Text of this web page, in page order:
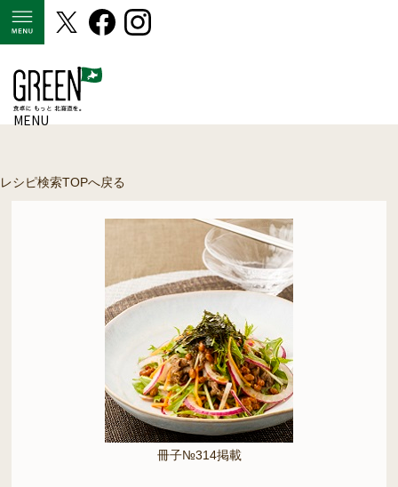
MENU
レシピ検索TOPへ戻る
冊子№314掲載